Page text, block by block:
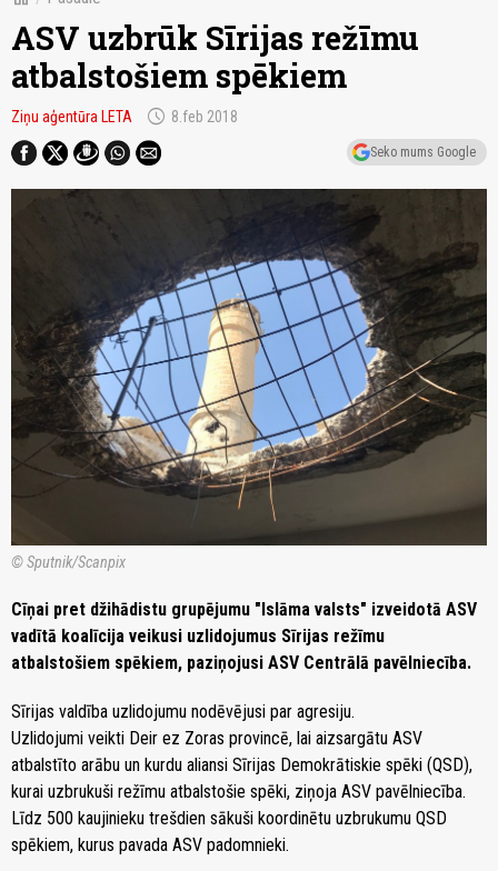
ASV uzbrūk Sīrijas režīmu
atbalstošiem spēkiem
Ziņu aģentūra LETA schedule 8.feb 2018
Seko mums Google
© Sputnik/Scanpix
Cīņai pret džihādistu grupējumu "Islāma valsts" izveidotā ASV
vadītā koalīcija veikusi uzlidojumus Sīrijas režīmu
atbalstošiem spēkiem, paziņojusi ASV Centrālā pavēlniecība.
Sīrijas valdība uzlidojumu nodēvējusi par agresiju.
Uzlidojumi veikti Deir ez Zoras provincē, lai aizsargātu ASV
atbalstīto arābu un kurdu aliansi Sīrijas Demokrātiskie spēki (QSD),
kurai uzbrukuši režīmu atbalstošie spēki, ziņoja ASV pavēlniecība.
Līdz 500 kaujinieku trešdien sākuši koordinētu uzbrukumu QSD
spēkiem, kurus pavada ASV padomnieki.